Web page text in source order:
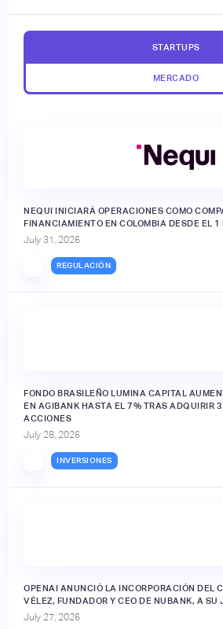
STARTUPS
MERCADO
NEQUI INICIARÁ OPERACIONES COMO
FINANCIAMIENTO EN COLOMBIA DESDE EL 1
July 31, 2026
REGULACIÓN
FONDO BRASILEÑO LUMINA CAPITAL
EN AGIBANK HASTA EL 7% TRAS ADQUIRIR 3
ACCIONES
July 28, 2026
INVERSIONES
OPENAI ANUNCIÓ LA INCORPORACIÓN DEL
VÉLEZ, FUNDADOR Y CEO DE NUBANK, A SU
July 27, 2026